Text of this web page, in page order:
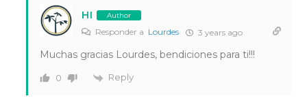
HI Author
Responder a Lourdes 3 years ago
Muchas gracias Lourdes, bendiciones para ti!!!
0 Reply